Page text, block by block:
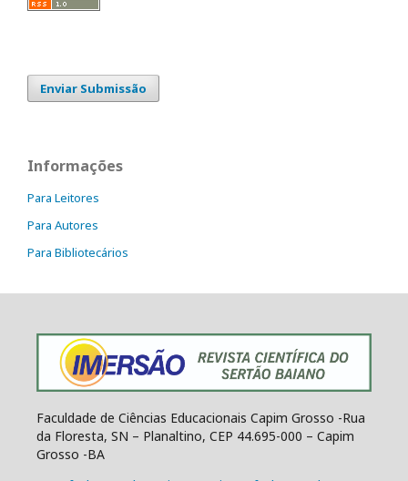
Enviar Submissão
Informações
Para Leitores
Para Autores
Para Bibliotecários
Faculdade de Ciências Educacionais Capim Grosso -Rua
da Floresta, SN – Planaltino, CEP 44.695-000 – Capim
Grosso -BA